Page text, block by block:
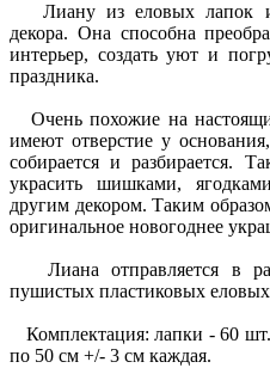
Лиану из еловых лапок
декора. Она способна
интерьер, создать уют и
праздника.
Очень похожие на
имеют отверстие у
собирается и разбирается.
украсить шишками,
другим декором. Таким
оригинальное новогоднее
Лиана отправляется в
пушистых пластиковых
Комплектация: лапки - 60
по 50 см +/- 3 см каждая.